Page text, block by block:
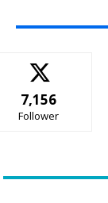
7,156
Follower